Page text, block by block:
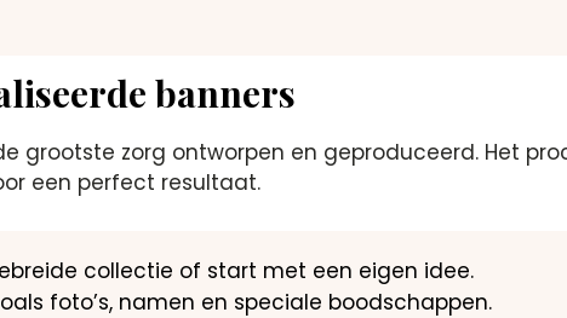
banners
grootste zorg ontworpen en geproduceerd. Het
een perfect resultaat.
collectie of start met een eigen idee.
foto’s, namen en speciale boodschappen.